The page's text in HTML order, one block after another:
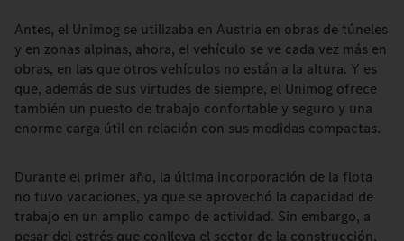
Antes, el Unimog se utilizaba en Austria en obras de túneles
y en zonas alpinas, ahora, el vehículo se ve cada vez más en
obras, en las que otros vehículos no están a la altura. Y es
que, además de sus virtudes de siempre, el Unimog ofrece
también un puesto de trabajo confortable y seguro y una
enorme carga útil en relación con sus medidas compactas.
Durante el primer año, la última incorporación de la flota
no tuvo vacaciones, ya que se aprovechó la capacidad de
trabajo en un amplio campo de actividad. Sin embargo, a
pesar del estrés que conlleva el sector de la construcción,